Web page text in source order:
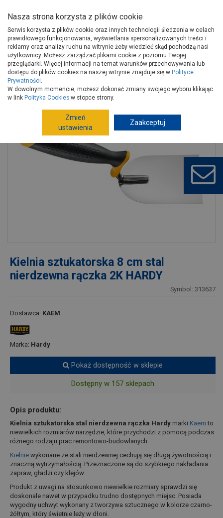
Strona główna Narzędzia
Narzędzia ręczne, warsztat
Narzędzia murarskie
Kielnie
Kielnia sztukatorska 8 cm stal nierdzewna rączka 2K HARDY
Kielnia sztukatorska 8 cm stal
nierdzewna rączka 2K HARDY
Symbol: 313637
Dostawca: KAEM
Marka: Hardy
Pokaż dostępność w sklepie
Dostępny w 157 sklepach
Opis produktu:
Kielnia sztukatorska stal nierdzewna rączka Hardy marki Kaem to
niewielkich rozmiarów narzędzie, które przychodzi z pomocą podczas
różnego rodzaju prac remontowo-budowlanych.
Kielnie wykonane ze stali nierdzewnej cechują się długą żywotnością i
znaczną wytrzymałością. Przeznaczone są do szybkiego nakładania
zapraw, gładzi czy klejów.
Produkt z uwagi na stosunkowo niewielkie rozmiary sprawdzi się
doskonale nawet w przypadku trudno dostępnych miejsc. Posiada
wygodny uchwyt wykonany z tworzywa sztucznego w kolorze czarno-
żółtym, który świetnie leży w dłoni.
Nasza strona korzysta z plików cookie
Serwis korzysta z plików cookie oraz innych technologii śledzenia w celach
prawidłowego funkcjonowania, wyświetlania spersonalizowanych treści i
reklamy oraz analizy ruchu na witrynie żeby wiedzieć skąd pochodzą nasi
użytkownicy. Możesz zarządzać plikami cookie z poziomu Twojej
przeglądarki. Więcej informacji na temat warunków przechowywania lub
dostępu do plików cookies na naszej witrynie znajduje się w Polityce
Prywatności.
W dowolnym momencie, możesz dokonać zmiany swojego wyboru klikając
w link Polityka Cookies w stopce strony.
Zmień
ustawienia
Zaakceptuj